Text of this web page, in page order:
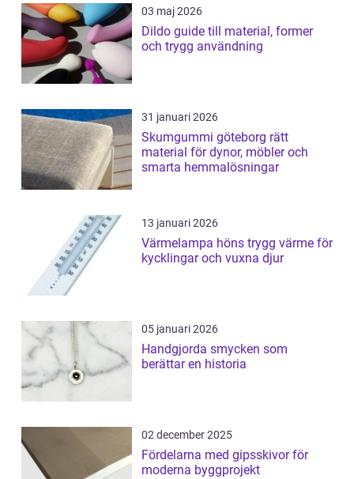
03 maj 2026
Dildo guide till material, former
och trygg användning
31 januari 2026
Skumgummi göteborg rätt
material för dynor, möbler och
smarta hemmalösningar
13 januari 2026
Värmelampa höns trygg värme för
kycklingar och vuxna djur
05 januari 2026
Handgjorda smycken som
berättar en historia
02 december 2025
Fördelarna med gipsskivor för
moderna byggprojekt